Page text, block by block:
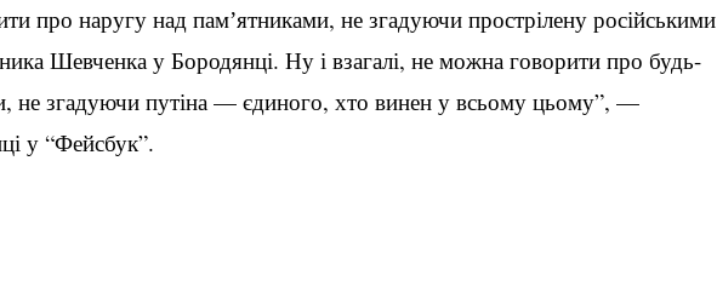
про наругу над памʼятниками, не згадуючи прострілену російськими
Шевченка у Бородянці. Ну і взагалі, не можна говорити про будь-
не згадуючи путіна — єдиного, хто винен у всьому цьому”, —
у “Фейсбук”.